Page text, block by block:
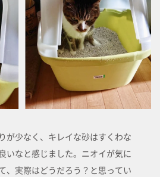
が少なく、キレイな砂はすくわな
いなと感じました。ニオイが気に
、実際はどうだろう？と思ってい